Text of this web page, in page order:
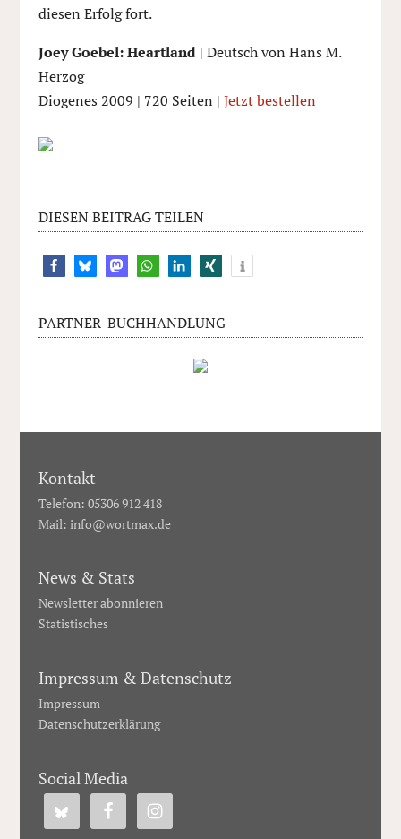
diesen Erfolg fort.
Joey Goebel: Heartland| Deutsch von Hans M.
Herzog
Diogenes 2009 | 720 Seiten | Jetzt bestellen
DIESEN BEITRAG TEILEN
PARTNER-BUCHHANDLUNG
Kontakt
Telefon: 05306 912 418
Mail: info@wortmax.de
News & Stats
Newsletter abonnieren
Statistisches
Impressum & Datenschutz
Impressum
Datenschutzerklärung
Social Media